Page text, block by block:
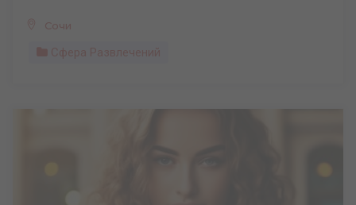
Сочи
Сфера Развлечений